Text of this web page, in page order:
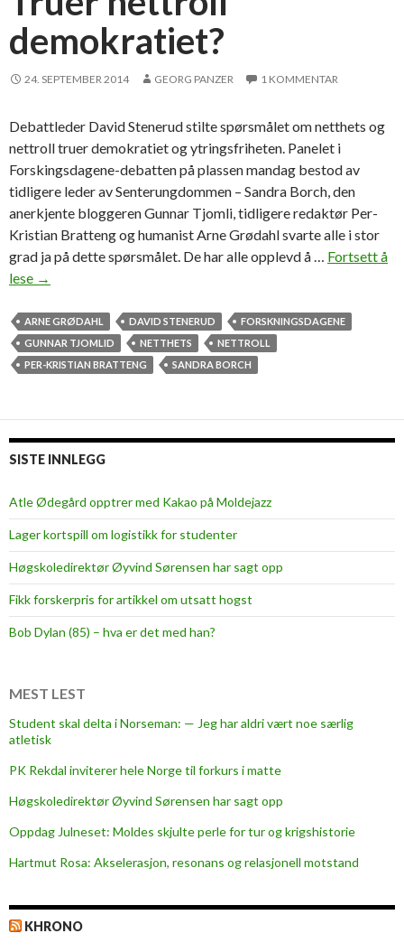
r
m
ø
h
a
r
p
r
o
t
t
e
r
n
o
demokratiet?
24. SEPTEMBER 2014 GEORG PANZER 1 KOMMENTAR
Debattleder David Stenerud stilte spørsmålet om netthets og
nettroll truer demokratiet og ytringsfriheten. Panelet i
Forskingsdagene-debatten på plassen mandag bestod av
tidligere leder av Senterungdommen – Sandra Borch, den
anerkjente bloggeren Gunnar Tjomli, tidligere redaktør Per-
Kristian Bratteng og humanist Arne Grødahl svarte alle i stor
grad ja på dette spørsmålet. De har alle opplevd å … Fortsett å
lese T
u
e
r
t
o
l
l
d
e
m
o
a
i
t
?
→
ARNE GRØDAHL DAVID STENERUD
FORSKNINGSDAGENE
GUNNAR TJOMLID
NETTHETS
NETTROLL
PER-KRISTIAN BRATTENG
SANDRA BORCH
SISTE INNLEGG
Atle Ødegård opptrer med Kakao på Moldejazz
Lager kortspill om logistikk for studenter
Høgskoledirektør Øyvind Sørensen har sagt opp
Fikk forskerpris for artikkel om utsatt hogst
Bob Dylan (85) – hva er det med han?
MEST LEST
Student skal delta i Norseman: — Jeg har aldri vært noe særlig
atletisk
PK Rekdal inviterer hele Norge til forkurs i matte
Høgskoledirektør Øyvind Sørensen har sagt opp
Oppdag Julneset: Moldes skjulte perle for tur og krigshistorie
Hartmut Rosa: Akselerasjon, resonans og relasjonell motstand
KHRONO